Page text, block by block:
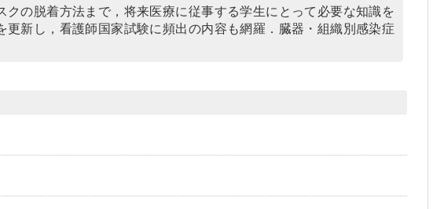
の脱着方法まで，将来医療に従事する学生にとって必要な知識を
新し，看護師国家試験に頻出の内容も網羅．臓器・組織別感染症